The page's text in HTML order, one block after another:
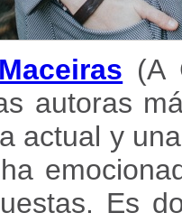
(A
autoras
actual y
Es